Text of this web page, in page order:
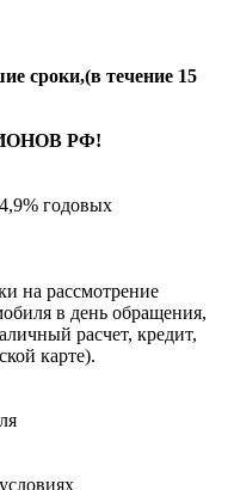
сроки,(в течение 15
РФ!
годовых
на рассмотрение
в день обращения,
расчет, кредит,
карте).